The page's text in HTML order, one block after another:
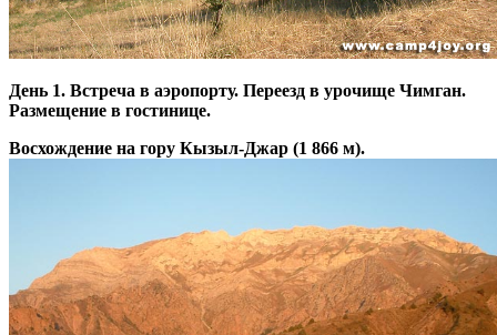
День 1. Встреча в аэропорту. Переезд в урочище Чимган.
Размещение в гостинице.
Восхождение на гору Кызыл-Джар (1 866 м).